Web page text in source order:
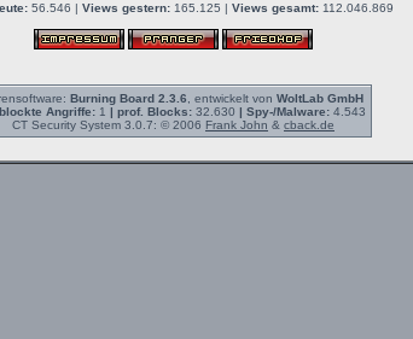
56.546 | Views gestern: 165.125 | Views gesamt: 112.046.869
Burning Board 2.3.6 , entwickelt von WoltLab GmbH
Angriffe:1 | prof. Blocks:32.630 | Spy-/Malware:4.543
CT Security System 3.0.7: © 2006 Frank John & cback.de